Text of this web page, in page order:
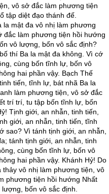
vô sở đắc làm phương tiện
tập diệt đạo thánh đế.
la mật đa vô nhị làm phương
đắc làm phương tiện hồi hướng
vô lượng, bốn vô sắc định?
thí Ba la mật đa không. Vì cớ
cùng bốn tĩnh lự, bốn vô
hai phần vậy. Bạch Thế
tiến, tĩnh lự, bát nhã Ba la
làm phương tiện, vô sở đắc
trí trí, tu tập bốn tĩnh lự, bốn
Tịnh giới, an nhẫn, tinh tiến,
giới, an nhẫn, tinh tiến, tĩnh
sao? Vì tánh tịnh giới, an nhẫn,
tánh tịnh giới, an nhẫn, tinh
cùng bốn tĩnh lự, bốn vô
hai phần vậy. Khánh Hỷ! Do
vô nhị làm phương tiện, vô
phương tiện hồi hướng Nhất
bốn vô sắc định.